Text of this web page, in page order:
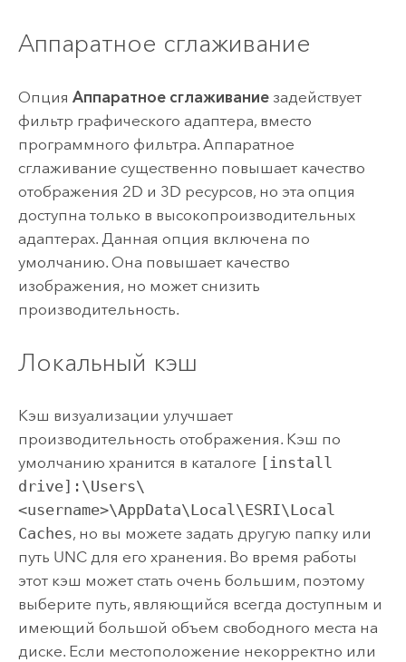
Аппаратное сглаживание
Опция Аппаратное сглаживаниезадействует
фильтр графического адаптера, вместо
программного фильтра. Аппаратное
сглаживание существенно повышает качество
отображения 2D и 3D ресурсов, но эта опция
доступна только в высокопроизводительных
адаптерах. Данная опция включена по
умолчанию. Она повышает качество
изображения, но может снизить
производительность.
Локальный кэш
Кэш визуализации улучшает
производительность отображения. Кэш по
умолчанию хранится в каталоге [install
drive]:\Users\
<username>\AppData\Local\ESRI\Local
Caches, но вы можете задать другую папку или
путь UNC для его хранения. Во время работы
этот кэш может стать очень большим, поэтому
выберите путь, являющийся всегда доступным и
имеющий большой объем свободного места на
диске. Если местоположение некорректно или